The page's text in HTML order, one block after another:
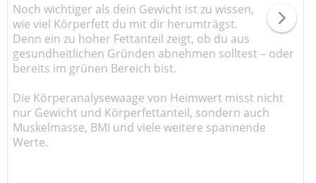
Noch wichtiger als dein Gewicht ist zu wissen,
wie viel Körperfett du mit dir herumträgst.
Denn ein zu hoher Fettanteil zeigt, ob du aus
gesundheitlichen Gründen abnehmen solltest – oder
bereits im grünen Bereich bist.
Die Körperanalysewaage von Heimwert misst nicht
nur Gewicht und Körperfettanteil, sondern auch
Muskelmasse, BMI und viele weitere spannende
Werte.